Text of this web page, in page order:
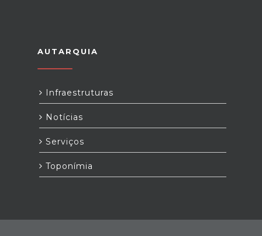
AUTARQUIA
Infraestruturas
Notícias
Serviços
Toponímia